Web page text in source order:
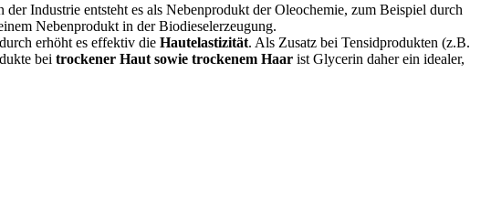
der Industrie entsteht es als Nebenprodukt der Oleochemie, zum Beispiel durch
Nebenprodukt in der Biodieselerzeugung.
erhöht es effektiv die Hautelastizität. Als Zusatz bei Tensidprodukten (z.B.
bei trockener Haut sowie trockenem Haar ist Glycerin daher ein idealer,